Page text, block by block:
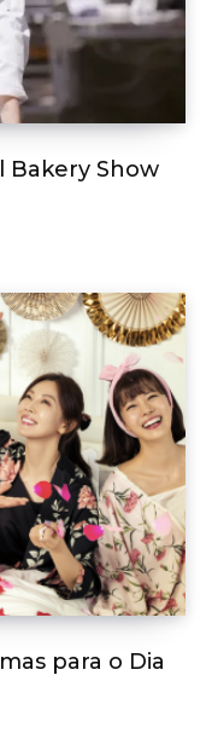
Bakery Show
para o Dia